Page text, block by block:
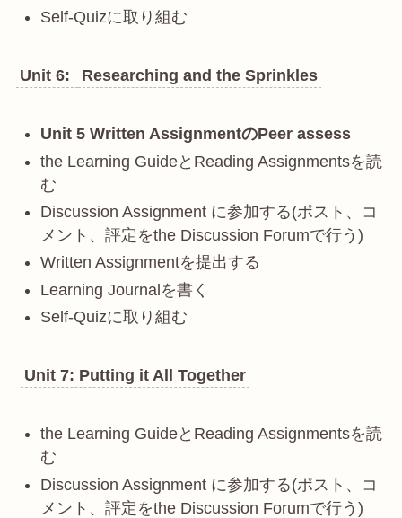
Self-Quizに取り組む
Unit 6: Researching and the Sprinkles
Unit 5 Written AssignmentのPeer assess
the Learning GuideとReading Assignmentsを読
む
Discussion Assignment に参加する(ポスト、コ
メント、評定をthe Discussion Forumで行う)
Written Assignmentを提出する
Learning Journalを書く
Self-Quizに取り組む
Unit 7: Putting it All Together
the Learning GuideとReading Assignmentsを読
む
Discussion Assignment に参加する(ポスト、コ
メント、評定をthe Discussion Forumで行う)